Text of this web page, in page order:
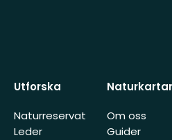
Utforska
Naturreservat
Leder
Om oss
Guider